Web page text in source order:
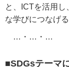
と、
ICTを活用し
な学びにつなげ
…・…・…
■SDGsテーマ